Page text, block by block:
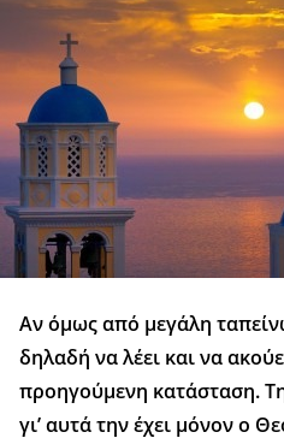
Αν όμως από μεγάλη
δηλαδή να λέει και να
προηγούμενη κατάσταση.
γι’ αυτά την έχει μόνον ο